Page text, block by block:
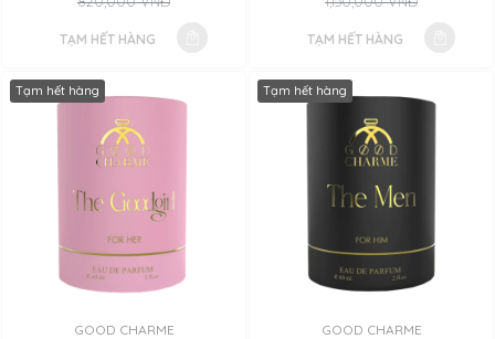
TẠM HẾT HÀNG TẠM HẾT HÀNG
Tạm hết hàng
GOOD CHARME
Tạm hết hàng
GOOD CHARME